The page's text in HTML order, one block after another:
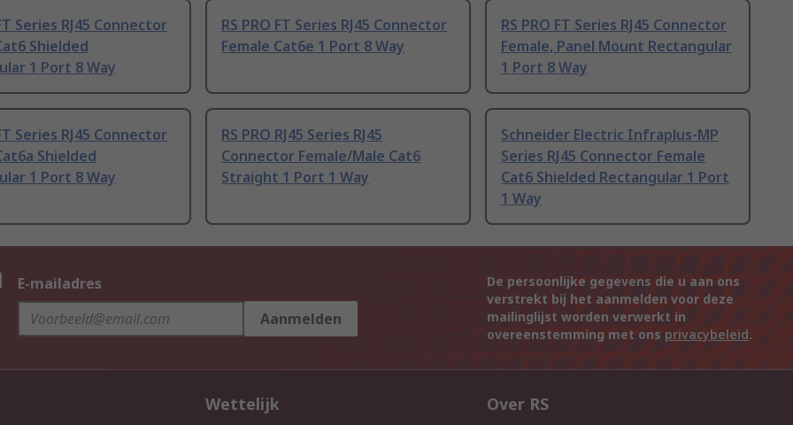
Series RJ45 Connector
Shielded
1 Port 8 Way
RS PRO FT Series RJ45 Connector
Female Cat6e 1 Port 8 Way
RS PRO FT Series RJ45 Connector
Female, Panel Mount Rectangular
1 Port 8 Way
Series RJ45 Connector
Shielded
1 Port 8 Way
RS PRO RJ45 Series RJ45
Connector Female/Male Cat6
Straight 1 Port 1 Way
Schneider Electric Infraplus-MP
Series RJ45 Connector Female
Cat6 Shielded Rectangular 1 Port
1 Way
E-mailadres
Aanmelden
De persoonlijke gegevens die u aan ons
verstrekt bij het aanmelden voor deze
mailinglijst worden verwerkt in
overeenstemming met ons privacybeleid.
Wettelijk Over RS